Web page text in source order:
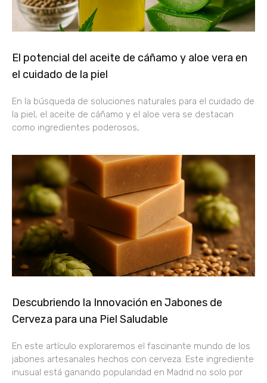
El potencial del aceite de cáñamo y aloe vera en
el cuidado de la piel
En la búsqueda de soluciones naturales para el cuidado de
la piel, el aceite de cáñamo y el aloe vera se destacan
como ingredientes poderosos,
Descubriendo la Innovación en Jabones de
Cerveza para una Piel Saludable
En este artículo exploraremos el fascinante mundo de los
jabones artesanales hechos con cerveza. Este ingrediente
inusual está ganando popularidad en Madrid no solo por